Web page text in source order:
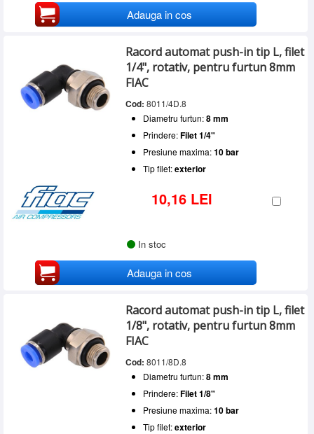
Adauga in cos
Racord automat push-in tip L, filet
1/4", rotativ, pentru furtun 8mm
FIAC
Cod: 8011/4D.8
Diametru furtun:8 mm
Prindere:Filet 1/4"
Presiune maxima:10 bar
Tip filet:exterior
10,16 LEI
In stoc
Adauga in cos
Racord automat push-in tip L, filet
1/8", rotativ, pentru furtun 8mm
FIAC
Cod: 8011/8D.8
Diametru furtun:8 mm
Prindere:Filet 1/8"
Presiune maxima:10 bar
Tip filet:exterior